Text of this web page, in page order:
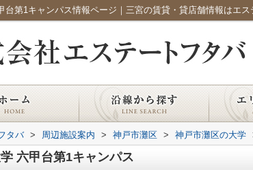
台第1キャンパス情報ページ｜三宮の賃貸・貸店舗情報はエス
タバ > 周辺施設案内 > 神戸市灘区 > 神戸市灘区の大学
六甲台第1キャンパス